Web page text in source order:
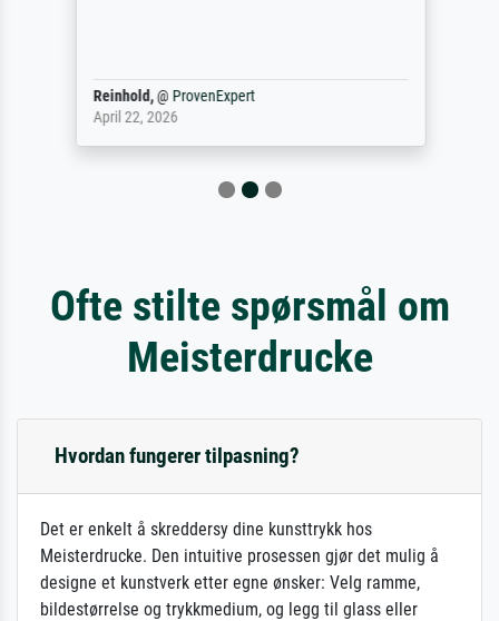
Reinhold,@ ProvenExpert
April 22, 2026
Ofte stilte spørsmål om
Meisterdrucke
Hvordan fungerer tilpasning?
Det er enkelt å skreddersy dine kunsttrykk hos
Meisterdrucke. Den intuitive prosessen gjør det mulig å
designe et kunstverk etter egne ønsker: Velg ramme,
bildestørrelse og trykkmedium, og legg til glass eller